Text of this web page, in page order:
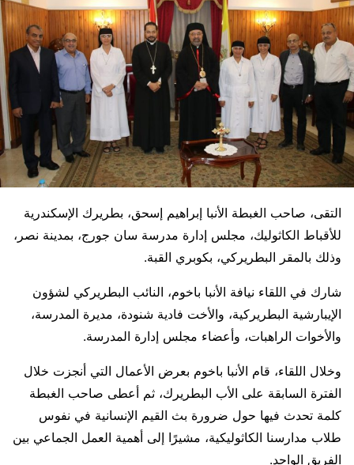
التقى، صاحب الغبطة الأنبا إبراهيم إسحق، بطريرك الإسكندرية
للأقباط الكاثوليك، مجلس إدارة مدرسة سان جورج، بمدينة نصر،
وذلك بالمقر البطريركي، بكوبري القبة.
شارك في اللقاء نيافة الأنبا باخوم، النائب البطريركي لشؤون
الإيبارشية البطريركية، والأخت فادية شنودة، مديرة المدرسة،
والأخوات الراهبات، وأعضاء مجلس إدارة المدرسة.
وخلال اللقاء، قام الأنبا باخوم بعرض الأعمال التي أنجزت خلال
الفترة السابقة على الأب البطريرك، ثم أعطى صاحب الغبطة
كلمة تحدث فيها حول ضرورة بث القيم الإنسانية في نفوس
طلاب مدارسنا الكاثوليكية، مشيرًا إلى أهمية العمل الجماعي بين
الفريق الواحد.